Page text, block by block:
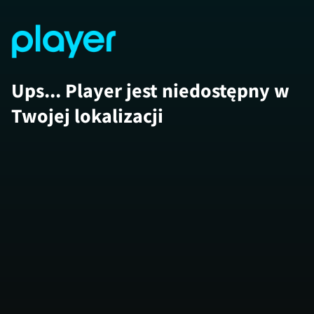
Ups... Player jest niedostępny w
Twojej lokalizacji